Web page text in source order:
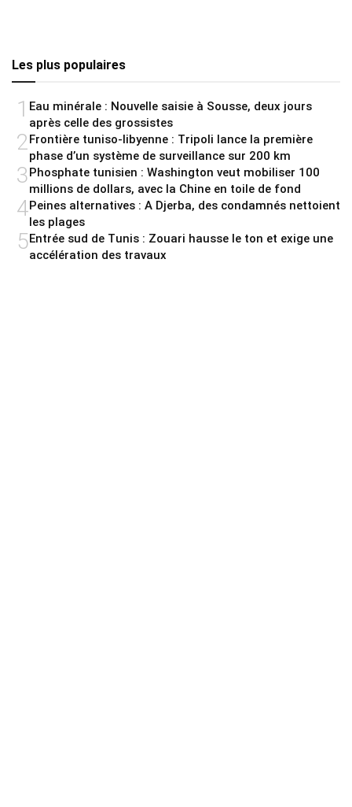
Les plus populaires
1 Eau minérale : Nouvelle saisie à Sousse, deux jours
après celle des grossistes
2Frontière tuniso-libyenne : Tripoli lance la première
phase d’un système de surveillance sur 200 km
3Phosphate tunisien : Washington veut mobiliser 100
millions de dollars, avec la Chine en toile de fond
4Peines alternatives : A Djerba, des condamnés nettoient
les plages
5Entrée sud de Tunis : Zouari hausse le ton et exige une
accélération des travaux